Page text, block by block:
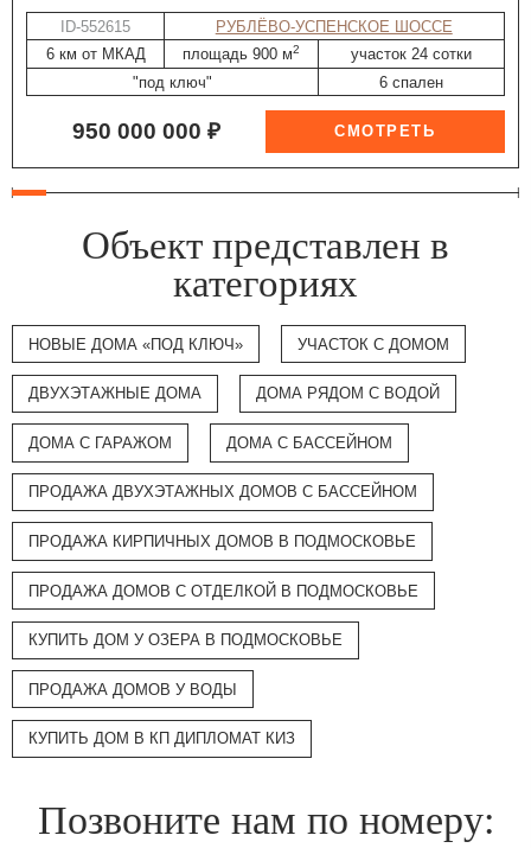
ID-552615
РУБЛЁВО-УСПЕНСКОЕ ШОССЕ
6 км от МКАД
площадь 900 м2
участок 24 сотки
"под ключ"
6 спален
950 000 000 ₽
Объект представлен в
категориях
НОВЫЕ ДОМА «ПОД КЛЮЧ» УЧАСТОК С ДОМОМ
ДВУХЭТАЖНЫЕ ДОМА ДОМА РЯДОМ С ВОДОЙ
ДОМА С ГАРАЖОМ ДОМА С БАССЕЙНОМ
ПРОДАЖА ДВУХЭТАЖНЫХ ДОМОВ С БАССЕЙНОМ
ПРОДАЖА КИРПИЧНЫХ ДОМОВ В ПОДМОСКОВЬЕ
ПРОДАЖА ДОМОВ С ОТДЕЛКОЙ В ПОДМОСКОВЬЕ
КУПИТЬ ДОМ У ОЗЕРА В ПОДМОСКОВЬЕ
ПРОДАЖА ДОМОВ У ВОДЫ
КУПИТЬ ДОМ В КП ДИПЛОМАТ КИЗ
Позвоните нам по номеру: